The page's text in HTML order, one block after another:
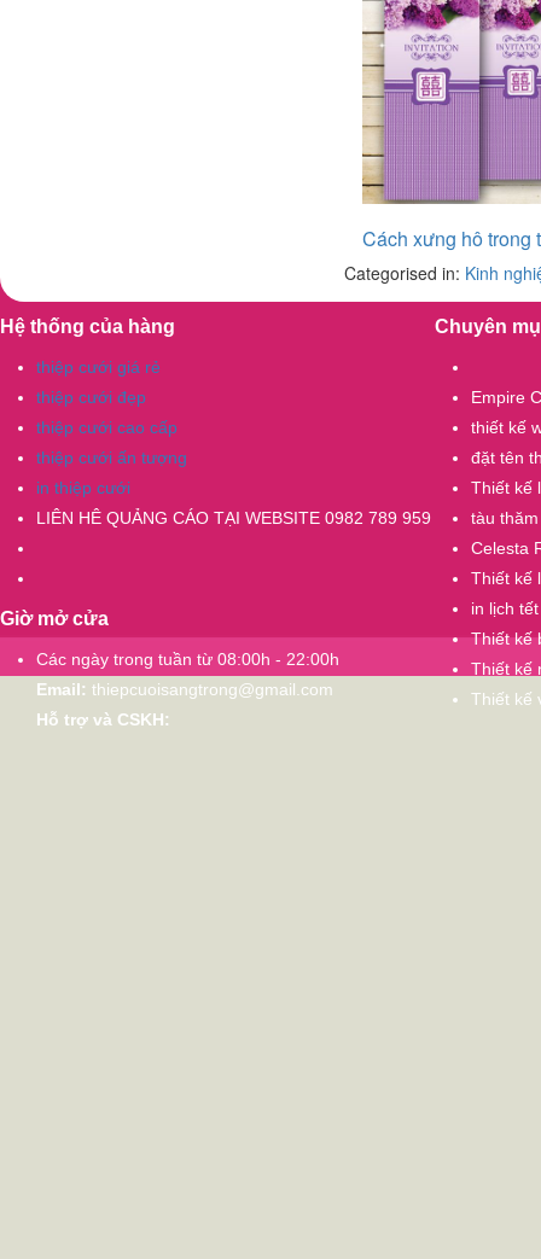
Cách xưng hô trong
Categorised in: Kinh
Hệ thống của hàng
thiệp cưới giá rẻ
thiệp cưới đẹp
thiệp cưới cao cấp
thiệp cưới ấn tượng
in thiệp cưới
LIÊN HÊ QUẢNG CÁO TẠI WEBSITE 0982 789 959
Giờ mở cửa
Các ngày trong tuần từ 08:00h - 22:00h
Email: thiepcuoisangtrong@gmail.com
Hỗ trợ và CSKH:
Chuyên
Empire
thiết kế
đặt tên
Thiết kế
tàu
Celesta
Thiết kế
in lịch tết
Thiết kế
Thiết kế
Thiết kế